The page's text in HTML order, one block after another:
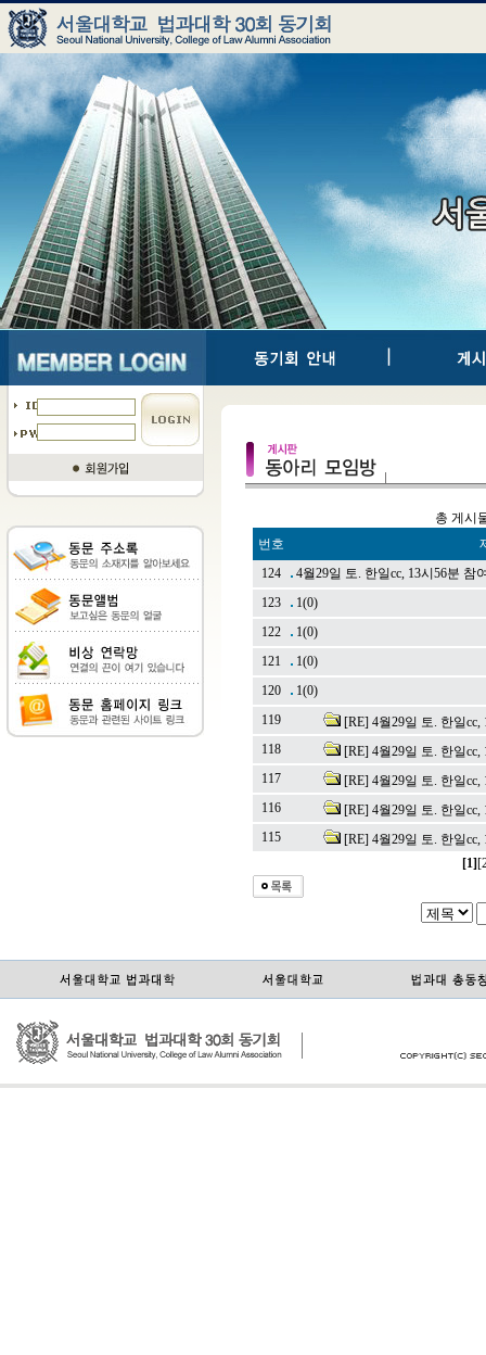
총 게시
번호
124
4월29일 토. 한일cc, 13시56분 참
123
1(0)
122
1(0)
121
1(0)
120
1(0)
119
[RE] 4월29일 토. 한일
118
[RE] 4월29일 토. 한일
117
[RE] 4월29일 토. 한일
116
[RE] 4월29일 토. 한일
115
[RE] 4월29일 토. 한일
[1]